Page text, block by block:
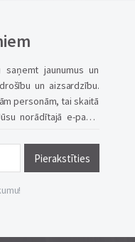
jaunumus un
un aizsardzību.
norādītajā e-pasta
Pierakstīties